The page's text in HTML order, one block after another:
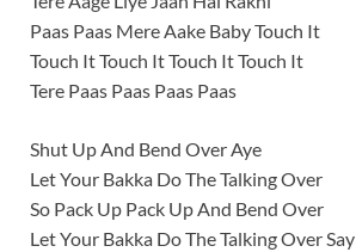
Paas Paas Mere Aake Baby Touch It
Touch It Touch It Touch It Touch It
Tere Paas Paas Paas Paas
Shut Up And Bend Over Aye
Let Your Bakka Do The Talking Over
So Pack Up Pack Up And Bend Over
Let Your Bakka Do The Talking Over Say